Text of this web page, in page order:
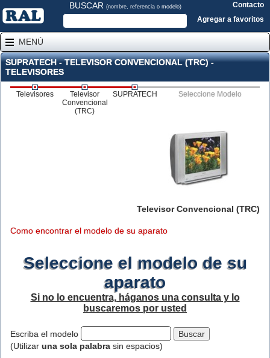
BUSCAR (nombre, referencia o modelo)
Contacto
Agregar a favoritos
MENÚ
SUPRATECH - TELEVISOR CONVENCIONAL (TRC) -
TELEVISORES
Televisores
Televisor
Convencional
(TRC)
SUPRATECH Seleccione Modelo
Televisor Convencional (TRC)
Como encontrar el modelo de su aparato
Seleccione el modelo de su
aparato
Si no lo encuentra, háganos una consulta y lo
buscaremos por usted
Escriba el modelo
(Utilizar una sola palabra sin espacios)